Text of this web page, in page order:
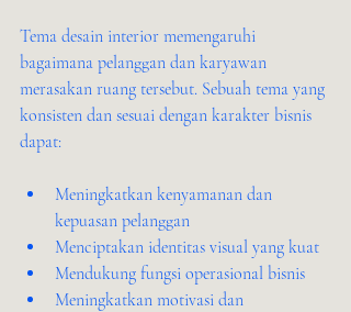
Tema desain interior memengaruhi
bagaimana pelanggan dan karyawan
merasakan ruang tersebut. Sebuah tema yang
konsisten dan sesuai dengan karakter bisnis
dapat:
Meningkatkan kenyamanan dan
kepuasan pelanggan
Menciptakan identitas visual yang kuat
Mendukung fungsi operasional bisnis
Meningkatkan motivasi dan